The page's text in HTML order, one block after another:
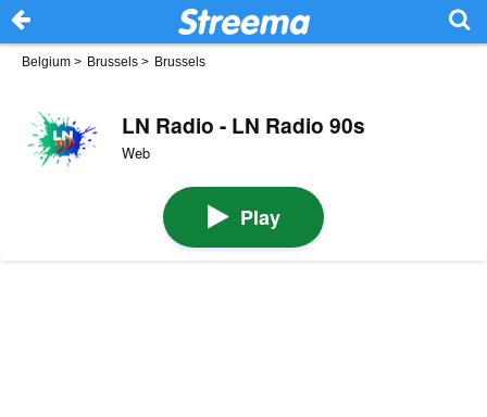
Belgium > Brussels > Brussels
LN Radio - LN Radio 90s
Web
Play